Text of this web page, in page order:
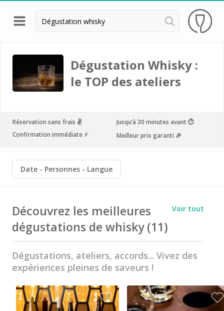
Retour
Visite cave & dégustation vin Beaune
Visite cave & dégustation vin Chablis
Visite cave & dégustation vin Chinon
Visite cave & dégustation vin Dijon
Visite chateau & dégustation vin Pessac Léognan
Visite cave & dégustation champagne Reims
Visite chateau & dégustation vin Saint Emilion
Visite cave & dégustation vin Saumur
Dégustation Whisky :
le TOP des ateliers
Réservation sans frais ✌️
Jusqu’à 30 minutes avant ⏱
Confirmation immédiate ⚡️
Meilleur prix garanti 🎉
Date Personnes Langue
Découvrez les meilleures
dégustations de whisky(11)
Voir tout
Dégustations, ateliers, accords... Vivez des
expériences pleines de saveurs !